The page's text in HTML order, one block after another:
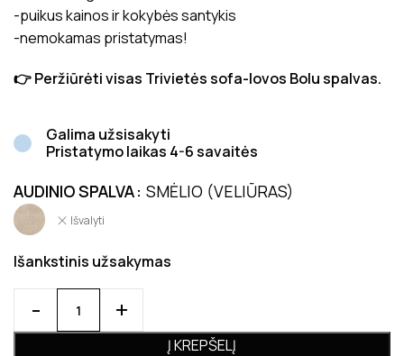
-puikus kainos ir kokybės santykis
-nemokamas pristatymas!
👉 Peržiūrėti visas Trivietės sofa-lovos Bolu spalvas.
Galima užsisakyti
Pristatymo laikas 4-6 savaitės
AUDINIO SPALVA SMĖLIO (VELIŪRAS)
Išvalyti
Išankstinis užsakymas
Į KREPŠELĮ